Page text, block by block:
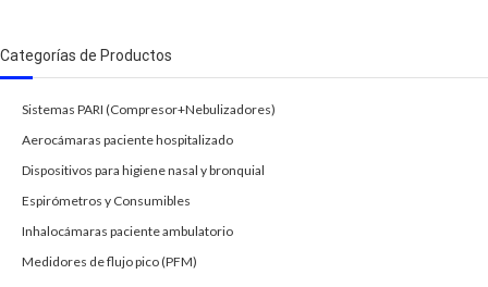
Categorías de Productos
Sistemas PARI (Compresor+Nebulizadores)
Aerocámaras paciente hospitalizado
Dispositivos para higiene nasal y bronquial
Espirómetros y Consumibles
Inhalocámaras paciente ambulatorio
Medidores de flujo pico (PFM)